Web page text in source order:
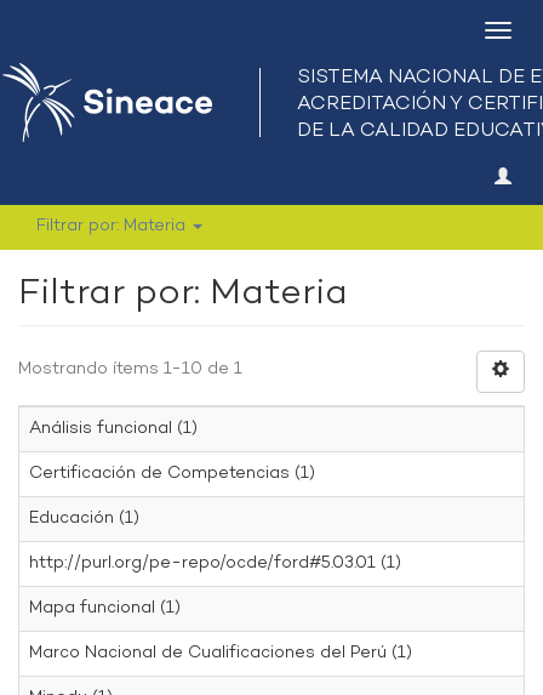
Filtrar por: Materia
Filtrar por: Materia
Mostrando ítems 1-10 de 1
Análisis funcional (1)
Certificación de Competencias (1)
Educación (1)
http://purl.org/pe-repo/ocde/ford#5.03.01 (1)
Mapa funcional (1)
Marco Nacional de Cualificaciones del Perú (1)